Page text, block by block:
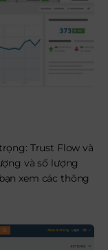
Trust Flow và
và số lượng
xem các thông